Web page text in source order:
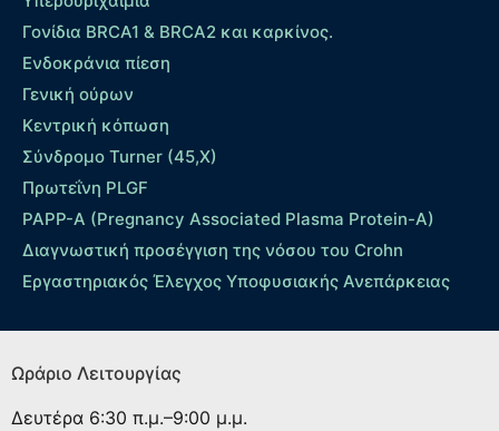
Γονίδια BRCA1 & BRCA2 και καρκίνος.
Ενδοκράνια πίεση
Γενική ούρων
Κεντρική κόπωση
Σύνδρομο Turner (45,X)
Πρωτεΐνη PLGF
PAPP-A (Pregnancy Associated Plasma Protein-A)
Διαγνωστική προσέγγιση της νόσου του Crohn
Εργαστηριακός Έλεγχος Υποφυσιακής Ανεπάρκειας
Ωράριο Λειτουργίας
Δευτέρα 6:30 π.μ.–9:00 μ.μ.